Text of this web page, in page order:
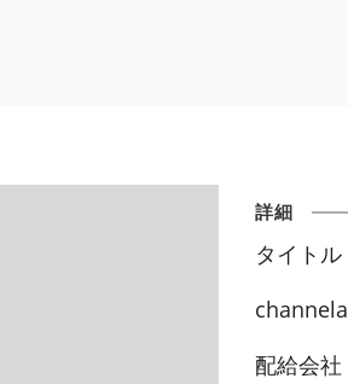
詳細
タイトル
channela
配給会社